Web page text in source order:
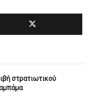
στρατιωτικού